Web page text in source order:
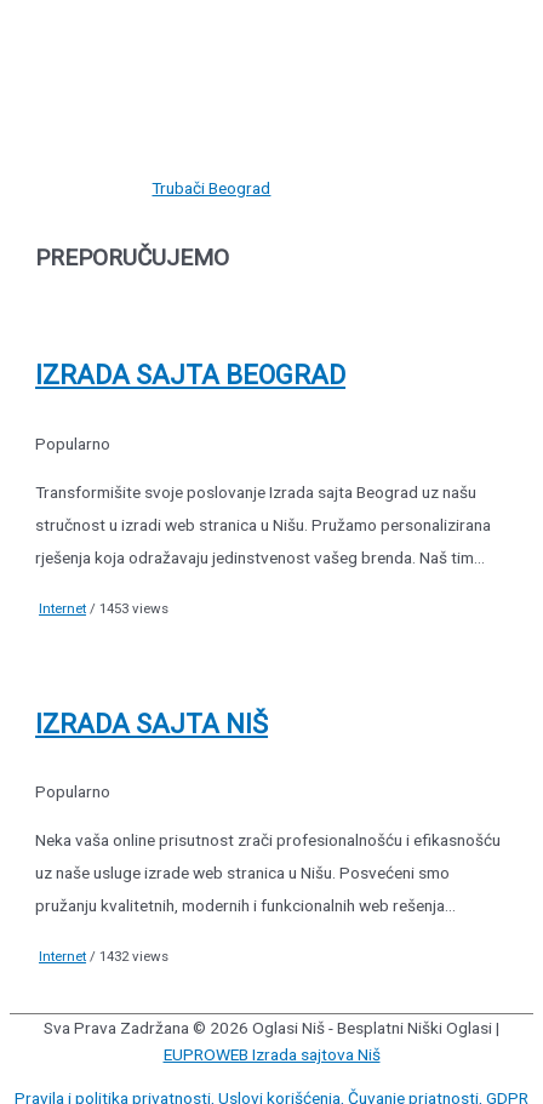
Trubači Beograd
PREPORUČUJEMO
IZRADA SAJTA BEOGRAD
Popularno
Transformišite svoje poslovanje Izrada sajta Beograd uz našu
stručnost u izradi web stranica u Nišu. Pružamo personalizirana
rješenja koja odražavaju jedinstvenost vašeg brenda. Naš tim...
Internet / 1453 views
IZRADA SAJTA NIŠ
Popularno
Neka vaša online prisutnost zrači profesionalnošću i efikasnošću
uz naše usluge izrade web stranica u Nišu. Posvećeni smo
pružanju kvalitetnih, modernih i funkcionalnih web rešenja...
Internet / 1432 views
Sva Prava Zadržana © 2026 Oglasi Niš - Besplatni Niški Oglasi|
EUPROWEB Izrada sajtova Niš
Pravila i politika privatnosti, Uslovi korišćenja, Čuvanje priatnosti, GDPR